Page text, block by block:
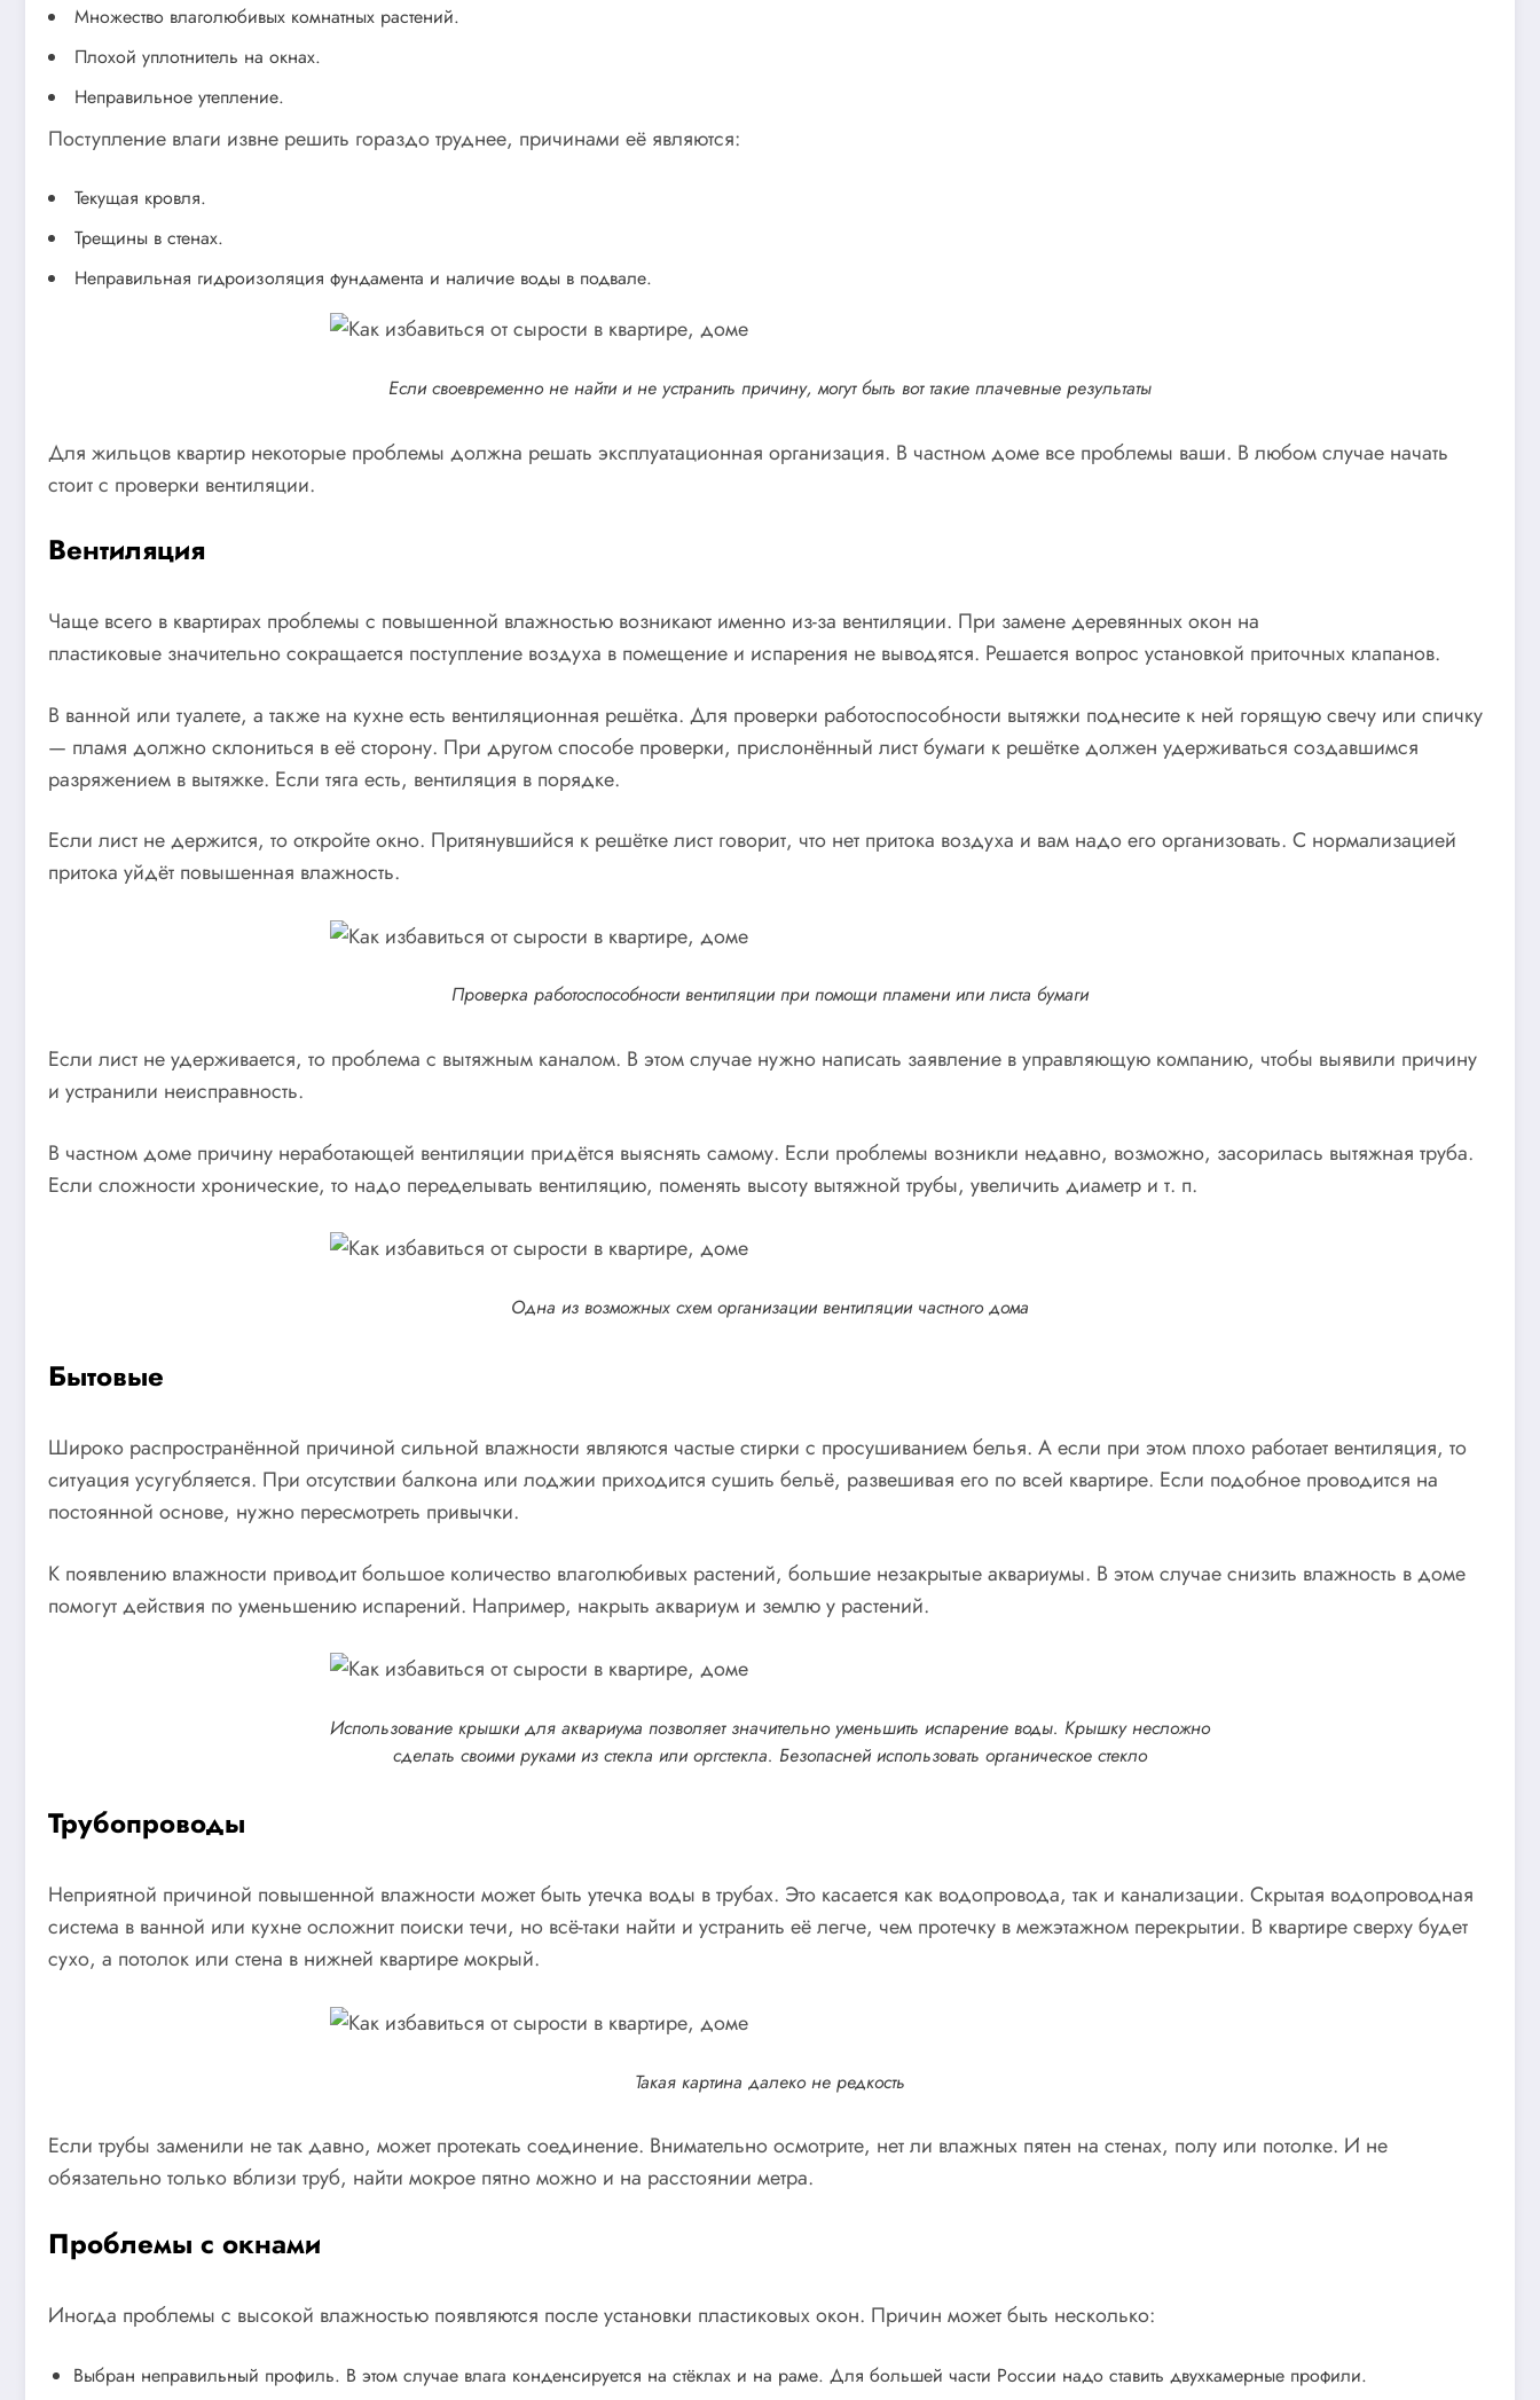
Множество влаголюбивых комнатных растений.
Плохой уплотнитель на окнах.
Неправильное утепление.
Поступление влаги извне решить гораздо труднее, причинами её являются:
Текущая кровля.
Трещины в стенах.
Неправильная гидроизоляция фундамента и наличие воды в подвале.
Если своевременно не найти и не устранить причину, могут быть вот такие плачевные результаты
Для жильцов квартир некоторые проблемы должна решать эксплуатационная организация. В частном доме все проблемы ваши. В любом случае начать
стоит с проверки вентиляции.
Вентиляция
Чаще всего в квартирах проблемы с повышенной влажностью возникают именно из-за вентиляции. При замене деревянных окон на
пластиковые значительно сокращается поступление воздуха в помещение и испарения не выводятся. Решается вопрос установкой приточных клапанов.
В ванной или туалете, а также на кухне есть вентиляционная решётка. Для проверки работоспособности вытяжки поднесите к ней горящую свечу или спичку
— пламя должно склониться в её сторону. При другом способе проверки, прислонённый лист бумаги к решётке должен удерживаться создавшимся
разряжением в вытяжке. Если тяга есть, вентиляция в порядке.
Если лист не держится, то откройте окно. Притянувшийся к решётке лист говорит, что нет притока воздуха и вам надо его организовать. С нормализацией
притока уйдёт повышенная влажность.
Проверка работоспособности вентиляции при помощи пламени или листа бумаги
Если лист не удерживается, то проблема с вытяжным каналом. В этом случае нужно написать заявление в управляющую компанию, чтобы выявили причину
и устранили неисправность.
В частном доме причину неработающей вентиляции придётся выяснять самому. Если проблемы возникли недавно, возможно, засорилась вытяжная труба.
Если сложности хронические, то надо переделывать вентиляцию, поменять высоту вытяжной трубы, увеличить диаметр и т. п.
Одна из возможных схем организации вентиляции частного дома
Бытовые
Широко распространённой причиной сильной влажности являются частые стирки с просушиванием белья. А если при этом плохо работает вентиляция, то
ситуация усугубляется. При отсутствии балкона или лоджии приходится сушить бельё, развешивая его по всей квартире. Если подобное проводится на
постоянной основе, нужно пересмотреть привычки.
К появлению влажности приводит большое количество влаголюбивых растений, большие незакрытые аквариумы. В этом случае снизить влажность в доме
помогут действия по уменьшению испарений. Например, накрыть аквариум и землю у растений.
Использование крышки для аквариума позволяет значительно уменьшить испарение воды. Крышку несложно
сделать своими руками из стекла или оргстекла. Безопасней использовать органическое стекло
Трубопроводы
Неприятной причиной повышенной влажности может быть утечка воды в трубах. Это касается как водопровода, так и канализации. Скрытая водопроводная
система в ванной или кухне осложнит поиски течи, но всё-таки найти и устранить её легче, чем протечку в межэтажном перекрытии. В квартире сверху будет
сухо, а потолок или стена в нижней квартире мокрый.
Такая картина далеко не редкость
Если трубы заменили не так давно, может протекать соединение. Внимательно осмотрите, нет ли влажных пятен на стенах, полу или потолке. И не
обязательно только вблизи труб, найти мокрое пятно можно и на расстоянии метра.
Проблемы с окнами
Иногда проблемы с высокой влажностью появляются после установки пластиковых окон. Причин может быть несколько:
Выбран неправильный профиль. В этом случае влага конденсируется на стёклах и на раме. Для большей части России надо ставить двухкамерные профили.